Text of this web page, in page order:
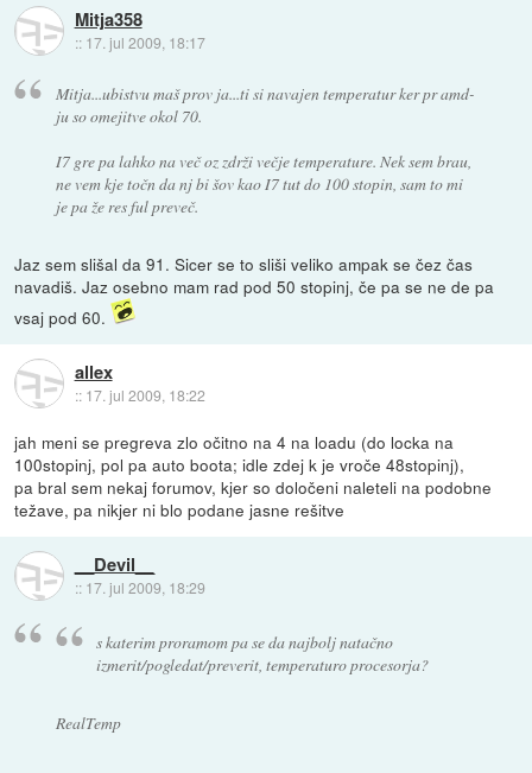
Mitja358
:: 17. jul 2009, 18:17
Mitja...ubistvu maš prov ja...ti si navajen temperatur ker pr amd-
ju so omejitve okol 70.
I7 gre pa lahko na več oz zdrži večje temperature. Nek sem brau,
ne vem kje točn da nj bi šov kao I7 tut do 100 stopin, sam to mi
je pa že res ful preveč.
Jaz sem slišal da 91. Sicer se to sliši veliko ampak se čez čas
navadiš. Jaz osebno mam rad pod 50 stopinj, če pa se ne de pa
vsaj pod 60.
allex
:: 17. jul 2009, 18:22
jah meni se pregreva zlo očitno na 4 na loadu (do locka na
100stopinj, pol pa auto boota; idle zdej k je vroče 48stopinj),
pa bral sem nekaj forumov, kjer so določeni naleteli na podobne
težave, pa nikjer ni blo podane jasne rešitve
__Devil__
:: 17. jul 2009, 18:29
s katerim proramom pa se da najbolj natačno
izmerit/pogledat/preverit, temperaturo procesorja?
RealTemp